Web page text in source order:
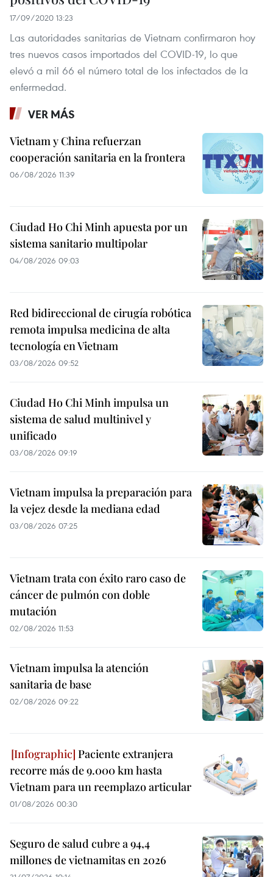
17/09/2020 13:23
Las autoridades sanitarias de Vietnam confirmaron hoy
tres nuevos casos importados del COVID-19, lo que
elevó a mil 66 el número total de los infectados de la
enfermedad.
VER MÁS
Vietnam y China refuerzan
cooperación sanitaria en la frontera
06/08/2026 11:39
Ciudad Ho Chi Minh apuesta por un
sistema sanitario multipolar
04/08/2026 09:03
Red bidireccional de cirugía robótica
remota impulsa medicina de alta
tecnología en Vietnam
03/08/2026 09:52
Ciudad Ho Chi Minh impulsa un
sistema de salud multinivel y
unificado
03/08/2026 09:19
Vietnam impulsa la preparación para
la vejez desde la mediana edad
03/08/2026 07:25
Vietnam trata con éxito raro caso de
cáncer de pulmón con doble
mutación
02/08/2026 11:53
Vietnam impulsa la atención
sanitaria de base
02/08/2026 09:22
Paciente extranjera
recorre más de 9.000 km hasta
Vietnam para un reemplazo articular
01/08/2026 00:30
Seguro de salud cubre a 94,4
millones de vietnamitas en 2026